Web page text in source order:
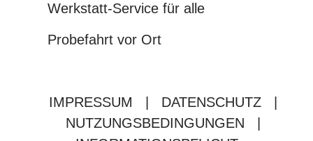
Werkstatt-Service für alle
Probefahrt vor Ort
IMPRESSUM DATENSCHUTZ
NUTZUNGSBEDINGUNGEN